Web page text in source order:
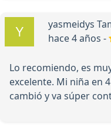
yasmeidys
hace 4 años -
Lo recomiendo, es
excelente. Mi niña en
cambió y va súper